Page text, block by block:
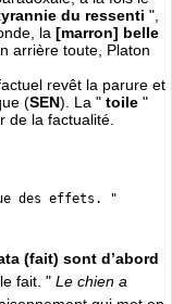
du ressenti ",
la [marron] belle
arrière toute, Platon
revêt la parure et
(SEN). La " toile "
de la factualité.
des effets. "
(fait) sont d’abord
fait. " Le chien a